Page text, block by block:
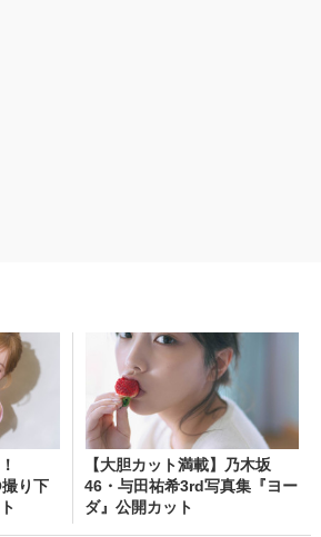
り下
【大胆カット満載】乃木坂
46・与田祐希3rd写真集『ヨー
ダ』公開カット